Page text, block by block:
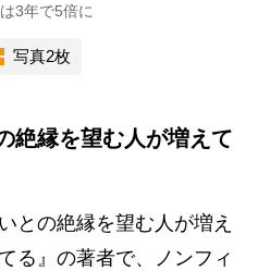
3年で5倍に
写真2枚
絶縁を望む人が増えて
との絶縁を望む人が増え
る』の著者で、ノンフィ